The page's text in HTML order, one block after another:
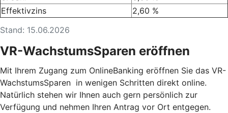
Stand: 15.06.2026
Effektivzins
2,60 %
VR-WachstumsSparen eröffnen
Mit Ihrem Zugang zum OnlineBanking eröffnen Sie das VR-
WachstumsSparen in wenigen Schritten direkt online.
Natürlich stehen wir Ihnen auch gern persönlich zur
Verfügung und nehmen Ihren Antrag vor Ort entgegen.